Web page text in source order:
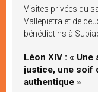
Visites privées du
Vallepietra et de
bénédictins à
Léon XIV : «
justice, une soif
authentique »